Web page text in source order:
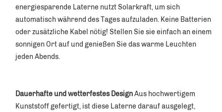
energiesparende Laterne nutzt Solarkraft, um sich
automatisch während des Tages aufzuladen. Keine Batterien
oder zusätzliche Kabel nötig! Stellen Sie sie einfach an einem
sonnigen Ort auf und genießen Sie das warme Leuchten
jeden Abends.
Dauerhafte und wetterfestes Design Aus hochwertigem
Kunststoff gefertigt, ist diese Laterne darauf ausgelegt,